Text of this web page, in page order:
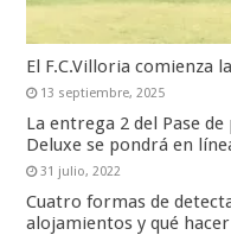
El F.C.Villoria comienza
13 septiembre, 2025
La entrega 2 del Pase
Deluxe se pondrá en
31 julio, 2022
Cuatro formas de
alojamientos y qué